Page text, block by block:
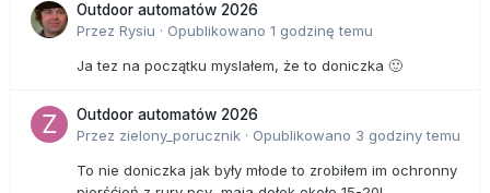
Outdoor automatów 2026
Przez Rysiu · Opublikowano 1 godzinę temu
Ja tez na początku myslałem, że to doniczka 🙂
Outdoor automatów 2026
Przez zielony_porucznik · Opublikowano 3 godziny temu
To nie doniczka jak były młode to zrobiłem im ochronny